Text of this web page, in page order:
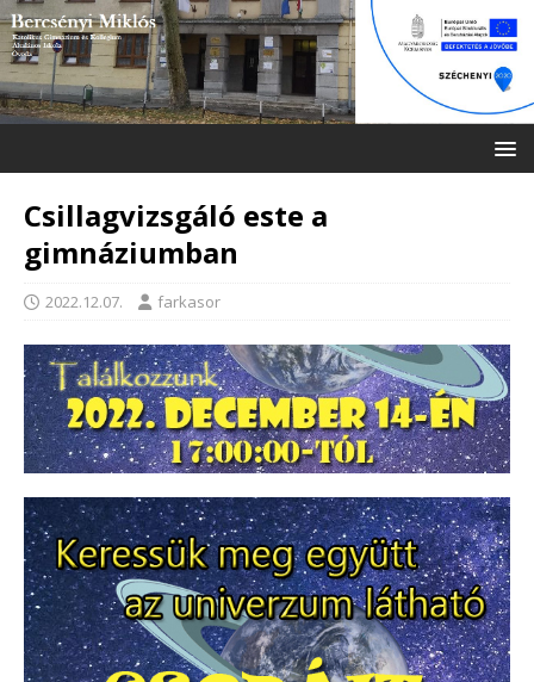
Csillagvizsgáló este a
gimnáziumban
2022.12.07. farkasor